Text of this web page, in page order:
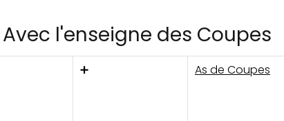
Avec l'enseigne des Coupes
➕ As de Coupes